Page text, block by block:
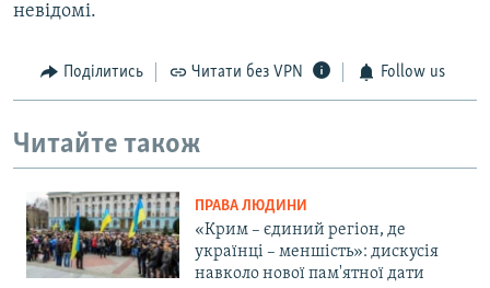
невідомі.
Поділитись Читати без VPN Follow us
Читайте також
ПРАВА ЛЮДИНИ
«Крим – єдиний регіон, де
українці – меншість»: дискусія
навколо нової пам'ятної дати